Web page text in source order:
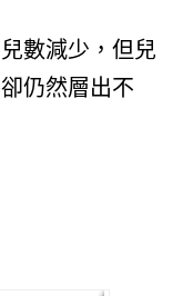
數減少，但兒
仍然層出不